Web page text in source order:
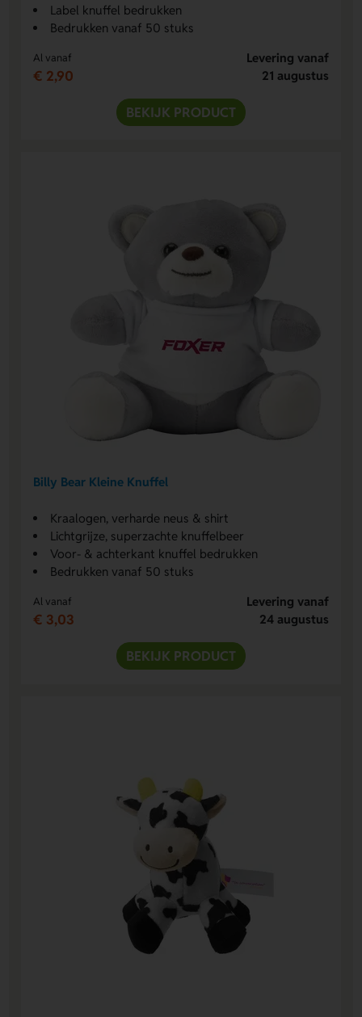
Label knuffel bedrukken
Bedrukken vanaf 50 stuks
Al vanaf
€ 2,90
Levering vanaf
21 augustus
BEKIJK PRODUCT
Billy Bear Kleine Knuffel
Kraalogen, verharde neus & shirt
Lichtgrijze, superzachte knuffelbeer
Voor- & achterkant knuffel bedrukken
Bedrukken vanaf 50 stuks
Al vanaf
€ 3,03
Levering vanaf
24 augustus
BEKIJK PRODUCT